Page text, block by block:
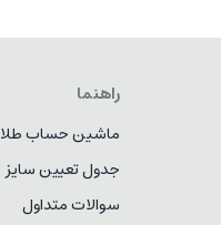
راهنما
ماشین حساب طلا
جدول تعیین سایز
سوالات متداول